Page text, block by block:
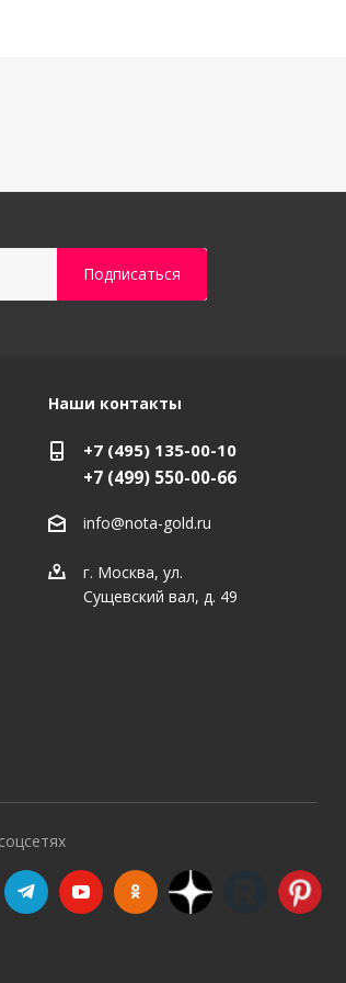
Наши контакты
+7 (495) 135-00-10
+7 (499) 550-00-66
info@nota-gold.ru
г. Москва, ул.
Сущевский вал, д. 49